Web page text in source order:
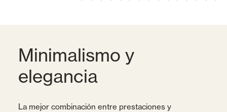
Minimalismo y
elegancia
La mejor combinación entre prestaciones y